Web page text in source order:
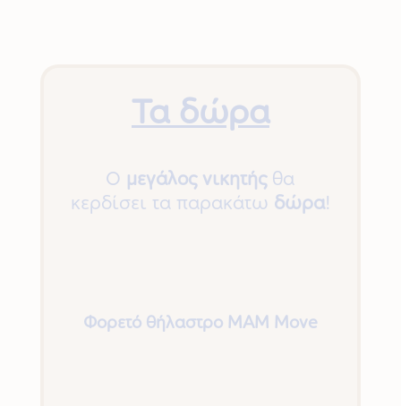
Τα δώρα
Ο μεγάλος νικητήςθα
κερδίσει τα παρακάτω δώρα!
Φορετό θήλαστρο ΜΑΜ Move